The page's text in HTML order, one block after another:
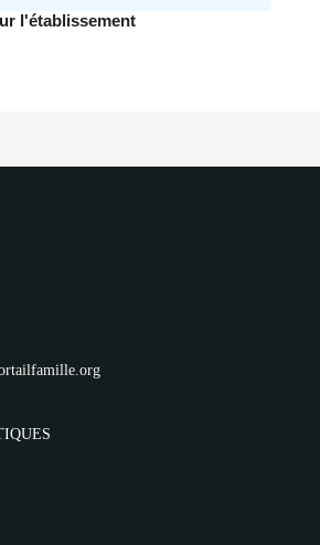
: implode(): Passing null to
($separator) of type
portailfamille.org/lib/Cake/View/
NR
l'établissement